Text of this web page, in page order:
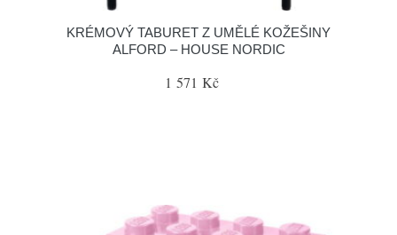
KRÉMOVÝ TABURET Z UMĚLÉ KOŽEŠINY
ALFORD – HOUSE NORDIC
1 571 Kč